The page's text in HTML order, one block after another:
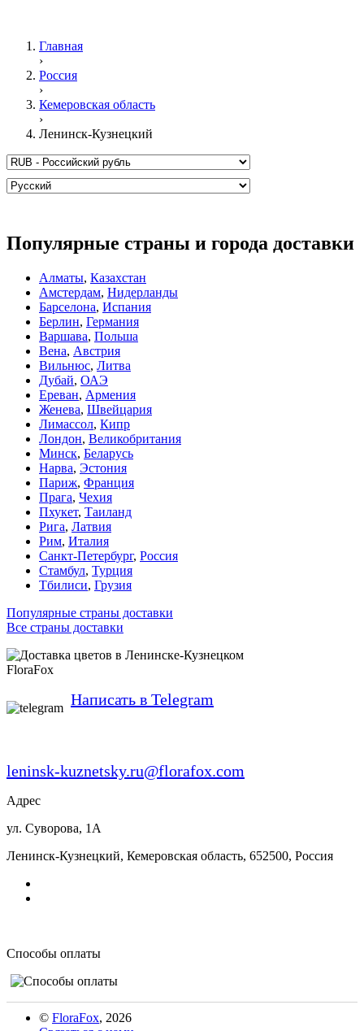
Главная
›
Россия
›
Кемеровская область
›
Ленинск-Кузнецкий
Популярные страны и города доставки
Алматы, Казахстан
Амстердам, Нидерланды
Барселона, Испания
Берлин, Германия
Варшава, Польша
Вена, Австрия
Вильнюс, Литва
Дубай, ОАЭ
Ереван, Армения
Женева, Швейцария
Лимассол, Кипр
Лондон, Великобритания
Минск, Беларусь
Нарва, Эстония
Париж, Франция
Прага, Чехия
Пхукет, Таиланд
Рига, Латвия
Рим, Италия
Санкт-Петербург, Россия
Стамбул, Турция
Тбилиси, Грузия
Популярные страны доставки
Все страны доставки
FloraFox
Написать в Telegram
leninsk-kuznetsky.ru@florafox.com
Адрес
ул. Суворова, 1А
Ленинск-Кузнецкий, Кемеровская область, 652500, Россия
Способы оплаты
© FloraFox, 2026